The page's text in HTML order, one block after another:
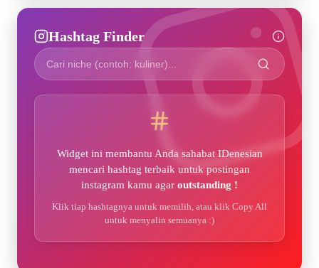
Hashtag Finder
Widget ini membantu Anda sahabat IDenesian
mencari hashtag terbaik untuk postingan
instagram kamu agar outstanding !
Klik tiap hashtagnya untuk memilih, atau klik Copy All
untuk menyalin semuanya :)